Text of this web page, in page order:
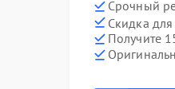
Срочный
Скидка
Получите